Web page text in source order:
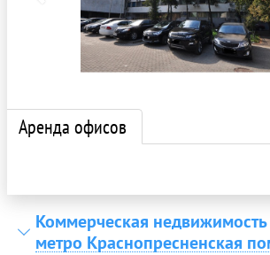
Аренда офисов
Коммерческая недвижимость
метро Краснопресненская